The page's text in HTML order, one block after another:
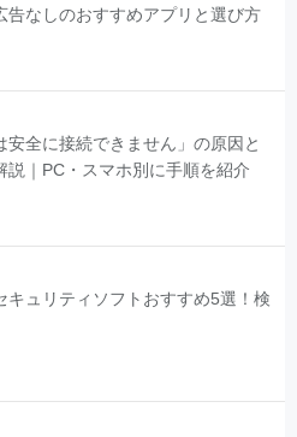
告なしのおすすめアプリと選び方
安全に接続できません」の原因と
説｜PC・スマホ別に手順を紹介
キュリティソフトおすすめ5選！検